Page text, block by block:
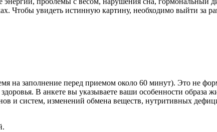
Чтобы увидеть истинную картину, необходимо выйти за
заполнение перед приемом около 60 минут). Это не
В анкете вы указываете ваши особенности образа
и систем, изменений обмена веществ, нутритивных